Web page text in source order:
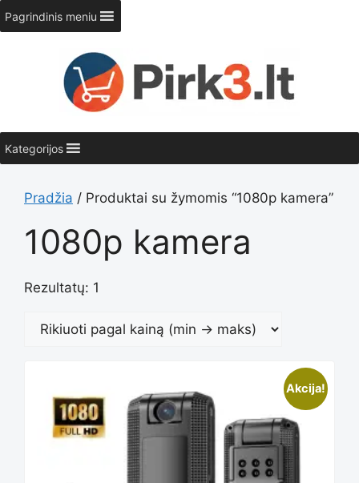
Pereiti
prie
turinio
Pagrindinis meniu
Kategorijos
Pradžia / Produktai su žymomis “1080p kamera”
1080p kamera
Rezultatų: 1
Akcija!
This
product